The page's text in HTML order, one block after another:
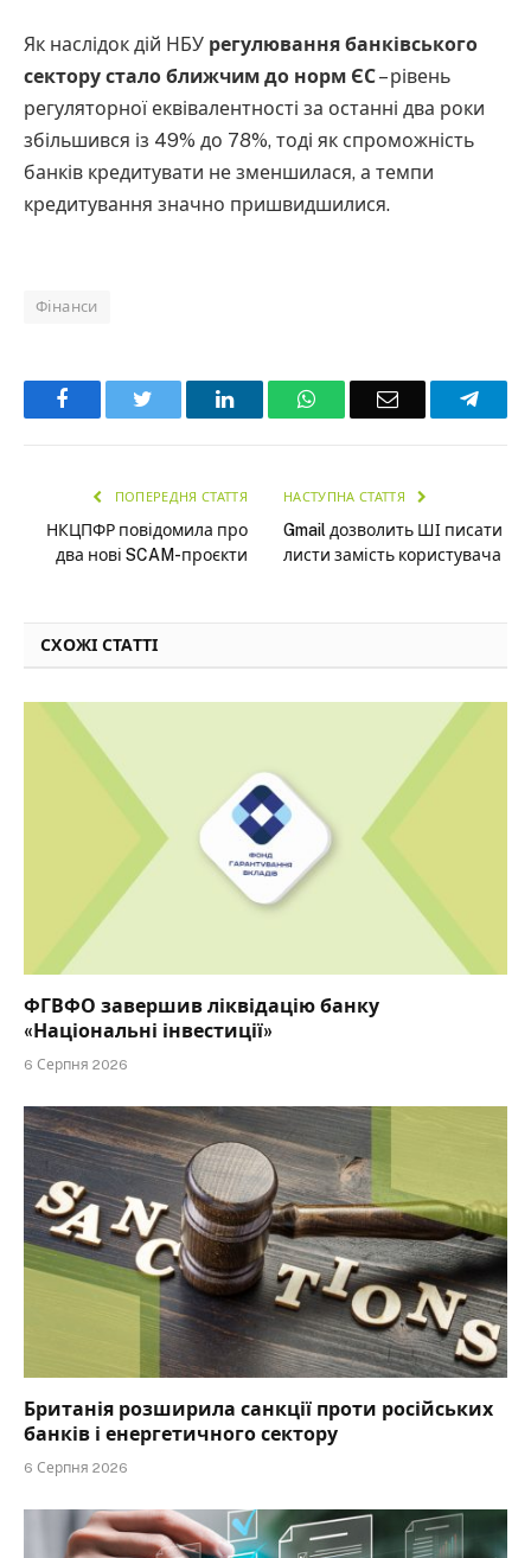
Як наслідок дій НБУ регулювання банківського
сектору стало ближчим до норм ЄС– рівень
регуляторної еквівалентності за останні два роки
збільшився із 49% до 78%, тоді як спроможність
банків кредитувати не зменшилася, а темпи
кредитування значно пришвидшилися.
Фінанси
Facebook LinkedInWhatsAppEmail
ПОПЕРЕДНЯ СТАТТЯ
НКЦПФР повідомила про
два нові SCAM-проєкти
НАСТУПНА СТАТТЯ
Gmail дозволить ШІ писати
листи замість користувача
СХОЖІ СТАТТІ
ФГВФО завершив ліквідацію банку
«Національні інвестиції»
6 Серпня 2026
Британія розширила санкції проти російських
банків і енергетичного сектору
6 Серпня 2026